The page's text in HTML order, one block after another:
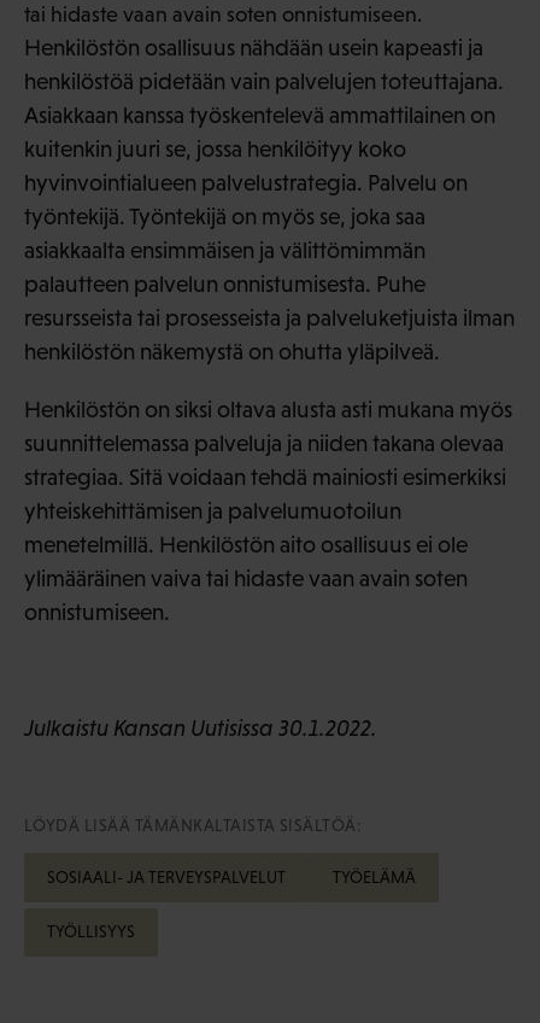
tai hidaste vaan avain soten onnistumiseen.
Henkilöstön osallisuus nähdään usein kapeasti ja
henkilöstöä pidetään vain palvelujen toteuttajana.
Asiakkaan kanssa työskentelevä ammattilainen on
kuitenkin juuri se, jossa henkilöityy koko
hyvinvointialueen palvelustrategia. Palvelu on
työntekijä. Työntekijä on myös se, joka saa
asiakkaalta ensimmäisen ja välittömimmän
palautteen palvelun onnistumisesta. Puhe
resursseista tai prosesseista ja palveluketjuista ilman
henkilöstön näkemystä on ohutta yläpilveä.
Henkilöstön on siksi oltava alusta asti mukana myös
suunnittelemassa palveluja ja niiden takana olevaa
strategiaa. Sitä voidaan tehdä mainiosti esimerkiksi
yhteiskehittämisen ja palvelumuotoilun
menetelmillä. Henkilöstön aito osallisuus ei ole
ylimääräinen vaiva tai hidaste vaan avain soten
onnistumiseen.
Julkaistu Kansan Uutisissa 30.1.2022.
LÖYDÄ LISÄÄ TÄMÄNKALTAISTA SISÄLTÖÄ:
SOSIAALI- JA TERVEYSPALVELUT TYÖELÄMÄ
TYÖLLISYYS